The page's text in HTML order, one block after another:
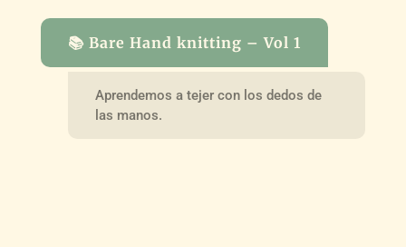
📚 Bare Hand knitting – Vol 1
Aprendemos a tejer con los dedos de
las manos.